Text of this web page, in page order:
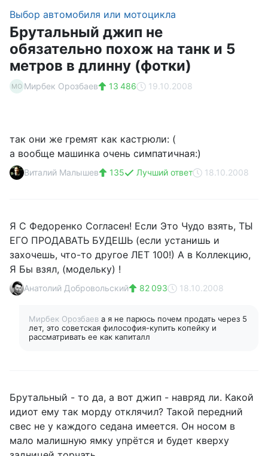
Выбор автомобиля или мотоцикла
Брутальный джип не
обязательно похож на танк и 5
метров в длинну (фотки)
МО Мирбек Орозбаев 13 486 19.10.2008
так они же гремят как кастрюли: (
а вообще машинка очень симпатичная:)
Виталий Малышев 135 Лучший ответ 18.10.2008
Я С Федоренко Согласен! Если Это Чудо взять, ТЫ
ЕГО ПРОДАВАТЬ БУДЕШЬ (если устанишь и
захочешь, что-то другое ЛЕТ 100!) А в Коллекцию,
Я Бы взял, (модельку) !
Анатолий Добровольский 82 093 18.10.2008
Мирбек Орозбаев а я не парюсь почем продать через 5
лет, это советская философия-купить копейку и
рассматривать ее как капиталл
Брутальный - то да, а вот джип - навряд ли. Какой
идиот ему так морду отклячил? Такой передний
свес не у каждого седана имеется. Он носом в
мало малишную ямку упрётся и будет кверху